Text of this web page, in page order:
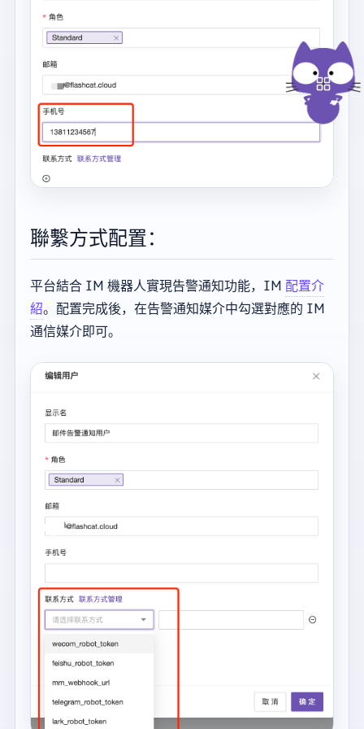
聯繫方式配置：
平台結合 IM 機器人實現告警通知功能，IM 配置介
紹。配置完成後，在告警通知媒介中勾選對應的 IM
通信媒介即可。